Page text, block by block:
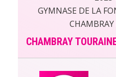
GYMNASE DE LA
CHAMBRAY
CHAMBRAY